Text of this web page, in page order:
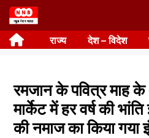
Skip
to
content राज्य देश – विदेश
रमजान के पवित्र माह
मार्केट में हर वर्ष की
की नमाज का किया गया